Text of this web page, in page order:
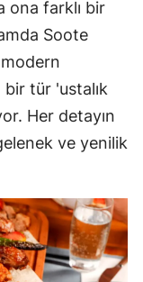
ona farklı bir
Soote
tür 'ustalık
Her detayın
ve yenilik